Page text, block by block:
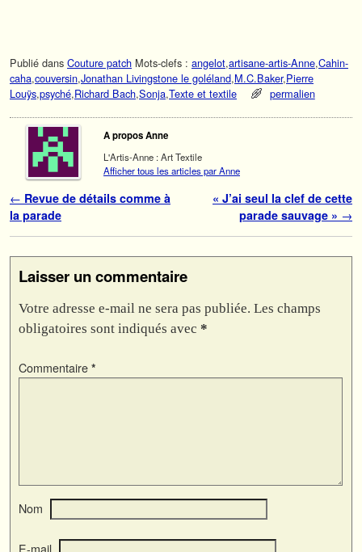
Publié dans Couture patch Mots-clefs : angelot,artisane-artis-Anne,Cahin-
caha,couversin,Jonathan Livingstone le goléland,M.C.Baker,Pierre
Louÿs,psyché,Richard Bach,Sonja,Texte et textile permalien
A propos Anne
L'Artis-Anne : Art Textile
Afficher tous les articles par Anne
Navigation des articles
← Revue de détails comme à
la parade
« J’ai seul la clef de cette
parade sauvage » →
Laisser un commentaire
Votre adresse e-mail ne sera pas publiée. Les champs
obligatoires sont indiqués avec *
Commentaire *
Nom